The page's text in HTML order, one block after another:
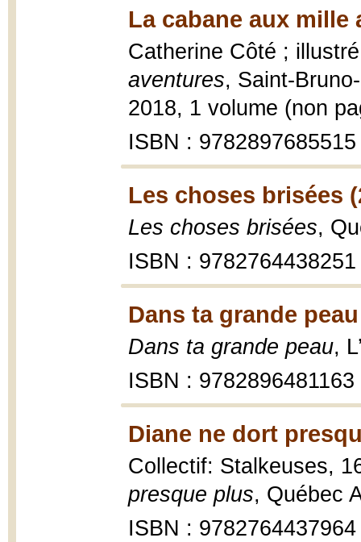
La cabane aux mille
Catherine Côté ;
aventures, Saint-
2018, 1 volume (non
ISBN : 9782897685515
Les choses brisées
Les choses brisées,
ISBN : 9782764438251
Dans ta grande
Dans ta grande peau,
ISBN : 9782896481163
Diane ne dort
Collectif: Stalkeuses,
presque plus, Québec
ISBN : 9782764437964